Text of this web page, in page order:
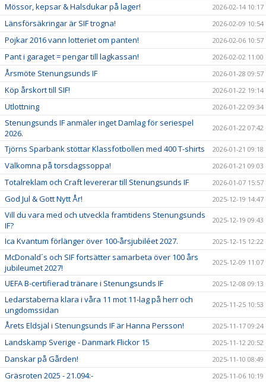
Mössor, kepsar & Halsdukar på lager! 2026-02-14 10:17
Länsförsäkringar är SIF trogna! 2026-02-09 10:54
Pojkar 2016 vann lotteriet om panten! 2026-02-06 10:57
Pant i garaget = pengar till lagkassan! 2026-02-02 11:00
Årsmöte Stenungsunds IF 2026-01-28 09:57
Köp årskort till SIF! 2026-01-22 19:14
Utlottning 2026-01-22 09:34
Stenungsunds IF anmäler inget Damlag för seriespel
2026.
2026-01-22 07:42
Tjörns Sparbank stöttar Klassfotbollen med 400 T-shirts 2026-01-21 09:18
Välkomna på torsdagssoppa! 2026-01-21 09:03
Totalreklam och Craft levererar till Stenungsunds IF 2026-01-07 15:57
God Jul & Gott Nytt År! 2025-12-19 14:47
Vill du vara med och utveckla framtidens Stenungsunds
IF?
2025-12-19 09:43
Ica Kvantum förlänger över 100-årsjubiléet 2027. 2025-12-15 12:22
McDonald´s och SIF fortsätter samarbeta över 100 års
jubileumet 2027!
2025-12-09 11:07
UEFA B-certifierad tränare i Stenungsunds IF 2025-12-08 09:13
Ledarstaberna klara i våra 11 mot 11-lag på herr och
ungdomssidan
2025-11-25 10:53
Årets Eldsjäl i Stenungsunds IF är Hanna Persson! 2025-11-17 09:24
Landskamp Sverige - Danmark Flickor 15 2025-11-12 20:52
Danskar på Gården! 2025-11-10 08:49
Gräsroten 2025 - 21.094:- 2025-11-06 10:19